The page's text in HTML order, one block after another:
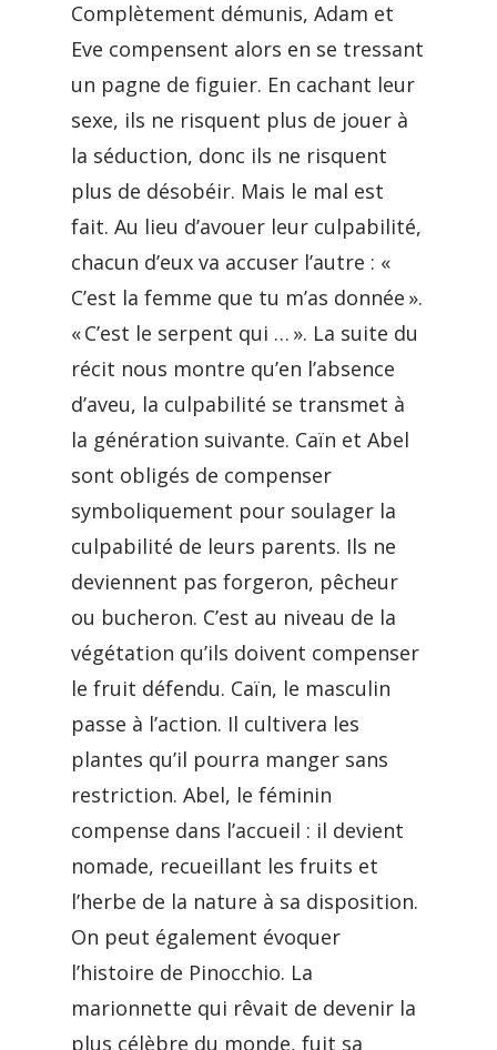
Complètement démunis, Adam et
Eve compensent alors en se tressant
un pagne de figuier. En cachant leur
sexe, ils ne risquent plus de jouer à
la séduction, donc ils ne risquent
plus de désobéir. Mais le mal est
fait. Au lieu d’avouer leur culpabilité,
chacun d’eux va accuser l’autre : «
C’est la femme que tu m’as donnée ».
« C’est le serpent qui … ». La suite du
récit nous montre qu’en l’absence
d’aveu, la culpabilité se transmet à
la génération suivante. Caïn et Abel
sont obligés de compenser
symboliquement pour soulager la
culpabilité de leurs parents. Ils ne
deviennent pas forgeron, pêcheur
ou bucheron. C’est au niveau de la
végétation qu’ils doivent compenser
le fruit défendu. Caïn, le masculin
passe à l’action. Il cultivera les
plantes qu’il pourra manger sans
restriction. Abel, le féminin
compense dans l’accueil : il devient
nomade, recueillant les fruits et
l’herbe de la nature à sa disposition.
On peut également évoquer
l’histoire de Pinocchio. La
marionnette qui rêvait de devenir la
plus célèbre du monde, fuit sa